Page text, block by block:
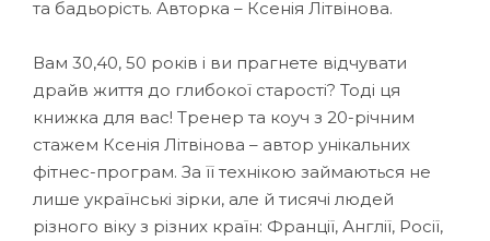
та бадьорість. Авторка – Ксенія Літвінова.
Вам 30,40, 50 років і ви прагнете відчувати
драйв життя до глибокої старості? Тоді ця
книжка для вас! Тренер та коуч з 20-річним
стажем Ксенія Літвінова – автор унікальних
фітнес-програм. За її технікою займаються не
лише українські зірки, але й тисячі людей
різного віку з різних країн: Франції, Англії, Росії,